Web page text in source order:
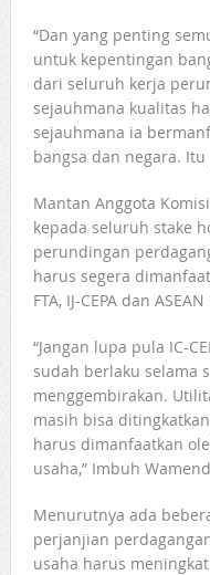
“Dan yang penting
untuk kepentingan
dari seluruh kerja
sejauhmana kualitas
sejauhmana ia
bangsa dan negara. Itu
Mantan Anggota
kepada seluruh stake
perundingan
harus segera
FTA, IJ-CEPA dan
“Jangan lupa pula IC-
sudah berlaku selama
menggembirakan.
masih bisa
harus dimanfaatkan
usaha,” Imbuh
Menurutnya ada
perjanjian
usaha harus